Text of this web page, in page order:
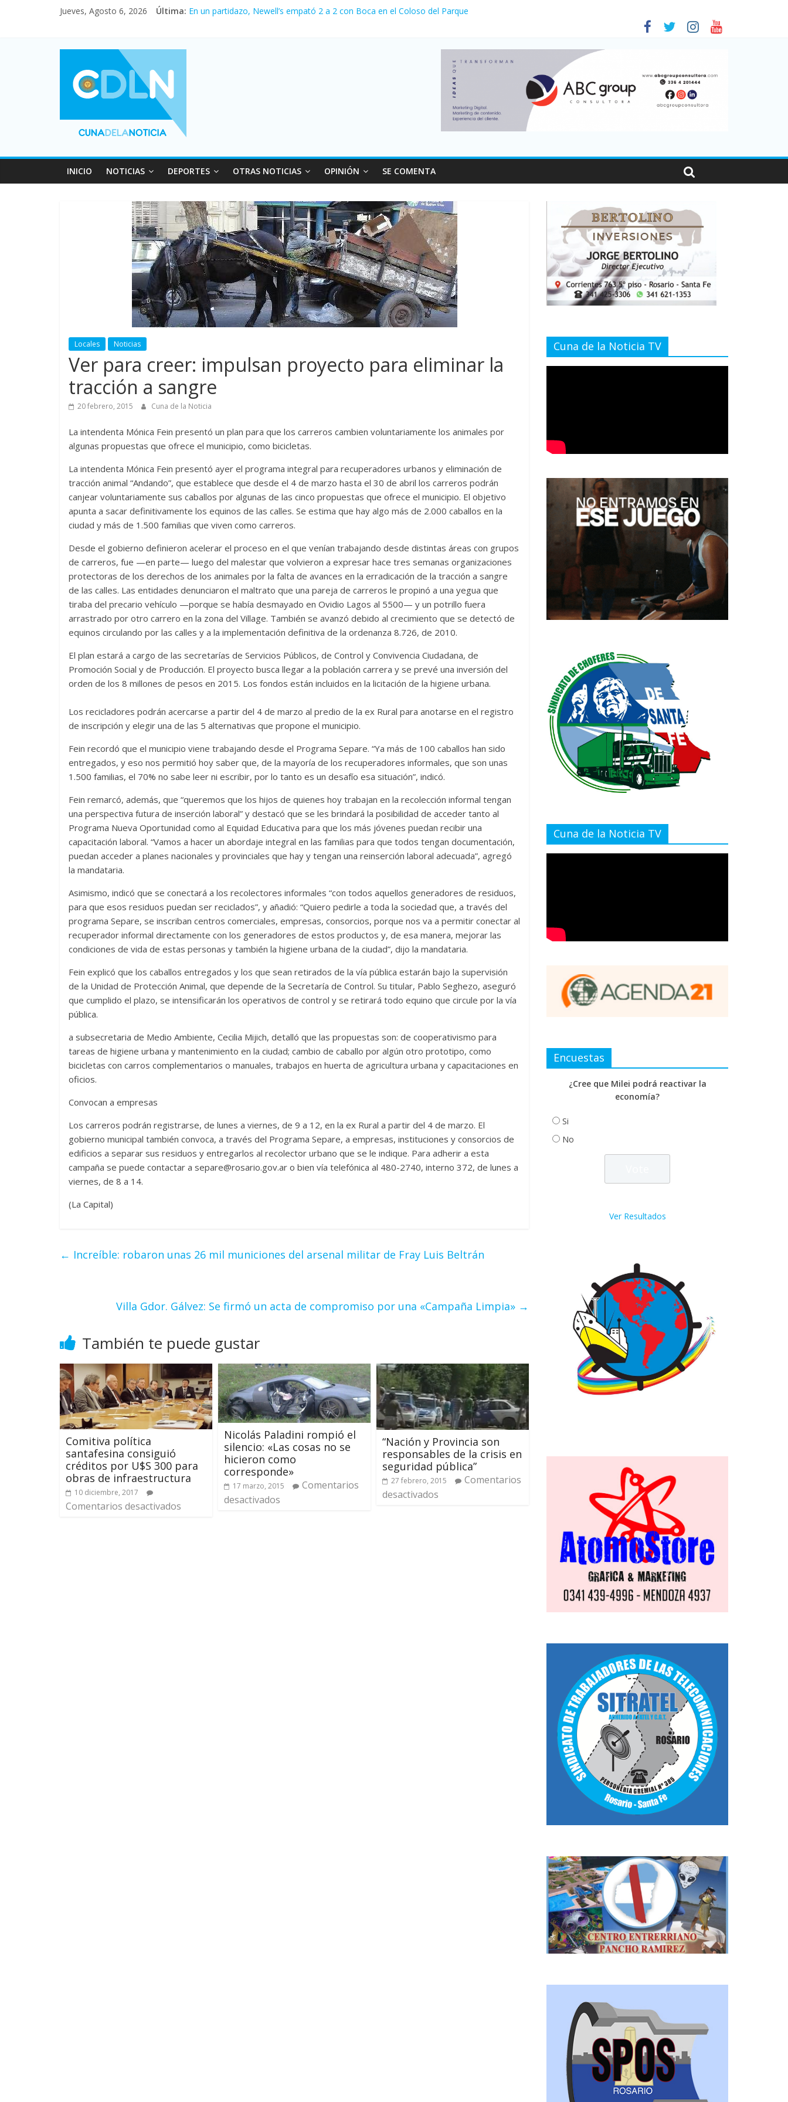
Jueves, Agosto 6, 2026 Última: En un partidazo, Newell’s empató 2 a 2 con Boca en el Coloso del Parque
Vacaciones de invierno con más movimiento y consumo turístico: 4,6 millones de personas viajaron por el país, un 5,9% más que en 2025
INICIO NOTICIAS DEPORTES OTRAS NOTICIAS OPINIÓN SE COMENTA
Locales Noticias
Ver para creer: impulsan proyecto para eliminar la
tracción a sangre
20 febrero, 2015 Cuna de la Noticia
La intendenta Mónica Fein presentó un plan para que los carreros cambien voluntariamente los animales por
algunas propuestas que ofrece el municipio, como bicicletas.
La intendenta Mónica Fein presentó ayer el programa integral para recuperadores urbanos y eliminación de
tracción animal “Andando”, que establece que desde el 4 de marzo hasta el 30 de abril los carreros podrán
canjear voluntariamente sus caballos por algunas de las cinco propuestas que ofrece el municipio. El objetivo
apunta a sacar definitivamente los equinos de las calles. Se estima que hay algo más de 2.000 caballos en la
ciudad y más de 1.500 familias que viven como carreros.
Desde el gobierno definieron acelerar el proceso en el que venían trabajando desde distintas áreas con grupos
de carreros, fue —en parte— luego del malestar que volvieron a expresar hace tres semanas organizaciones
protectoras de los derechos de los animales por la falta de avances en la erradicación de la tracción a sangre
de las calles. Las entidades denunciaron el maltrato que una pareja de carreros le propinó a una yegua que
tiraba del precario vehículo —porque se había desmayado en Ovidio Lagos al 5500— y un potrillo fuera
arrastrado por otro carrero en la zona del Village. También se avanzó debido al crecimiento que se detectó de
equinos circulando por las calles y a la implementación definitiva de la ordenanza 8.726, de 2010.
El plan estará a cargo de las secretarías de Servicios Públicos, de Control y Convivencia Ciudadana, de
Promoción Social y de Producción. El proyecto busca llegar a la población carrera y se prevé una inversión del
orden de los 8 millones de pesos en 2015. Los fondos están incluidos en la licitación de la higiene urbana.
Los recicladores podrán acercarse a partir del 4 de marzo al predio de la ex Rural para anotarse en el registro
de inscripción y elegir una de las 5 alternativas que propone el municipio.
Fein recordó que el municipio viene trabajando desde el Programa Separe. “Ya más de 100 caballos han sido
entregados, y eso nos permitió hoy saber que, de la mayoría de los recuperadores informales, que son unas
1.500 familias, el 70% no sabe leer ni escribir, por lo tanto es un desafío esa situación”, indicó.
Fein remarcó, además, que “queremos que los hijos de quienes hoy trabajan en la recolección informal tengan
una perspectiva futura de inserción laboral” y destacó que se les brindará la posibilidad de acceder tanto al
Programa Nueva Oportunidad como al Equidad Educativa para que los más jóvenes puedan recibir una
capacitación laboral. “Vamos a hacer un abordaje integral en las familias para que todos tengan documentación,
puedan acceder a planes nacionales y provinciales que hay y tengan una reinserción laboral adecuada”, agregó
la mandataria.
Asimismo, indicó que se conectará a los recolectores informales “con todos aquellos generadores de residuos,
para que esos residuos puedan ser reciclados”, y añadió: “Quiero pedirle a toda la sociedad que, a través del
programa Separe, se inscriban centros comerciales, empresas, consorcios, porque nos va a permitir conectar al
recuperador informal directamente con los generadores de estos productos y, de esa manera, mejorar las
condiciones de vida de estas personas y también la higiene urbana de la ciudad”, dijo la mandataria.
Fein explicó que los caballos entregados y los que sean retirados de la vía pública estarán bajo la supervisión
de la Unidad de Protección Animal, que depende de la Secretaría de Control. Su titular, Pablo Seghezo, aseguró
que cumplido el plazo, se intensificarán los operativos de control y se retirará todo equino que circule por la vía
pública.
a subsecretaria de Medio Ambiente, Cecilia Mijich, detalló que las propuestas son: de cooperativismo para
tareas de higiene urbana y mantenimiento en la ciudad; cambio de caballo por algún otro prototipo, como
bicicletas con carros complementarios o manuales, trabajos en huerta de agricultura urbana y capacitaciones en
oficios.
Convocan a empresas
Los carreros podrán registrarse, de lunes a viernes, de 9 a 12, en la ex Rural a partir del 4 de marzo. El
gobierno municipal también convoca, a través del Programa Separe, a empresas, instituciones y consorcios de
edificios a separar sus residuos y entregarlos al recolector urbano que se le indique. Para adherir a esta
campaña se puede contactar a separe@rosario.gov.ar o bien vía telefónica al 480-2740, interno 372, de lunes a
viernes, de 8 a 14.
(La Capital)
← Increíble: robaron unas 26 mil municiones del arsenal militar de Fray Luis Beltrán
Villa Gdor. Gálvez: Se firmó un acta de compromiso por una «Campaña Limpia» →
También te puede gustar
Comitiva política
santafesina consiguió
créditos por U$S 300 para
obras de infraestructura
10 diciembre, 2017
Comentarios desactivados
Nicolás Paladini rompió el
silencio: «Las cosas no se
hicieron como
corresponde»
17 marzo, 2015
Comentarios
desactivados
“Nación y Provincia son
responsables de la crisis en
seguridad pública”
27 febrero, 2015
Comentarios
desactivados
Cuna de la Noticia TV
Cuna de la Noticia TV
Encuestas
¿Cree que Milei podrá reactivar la
economía?
Si
No
Ver Resultados